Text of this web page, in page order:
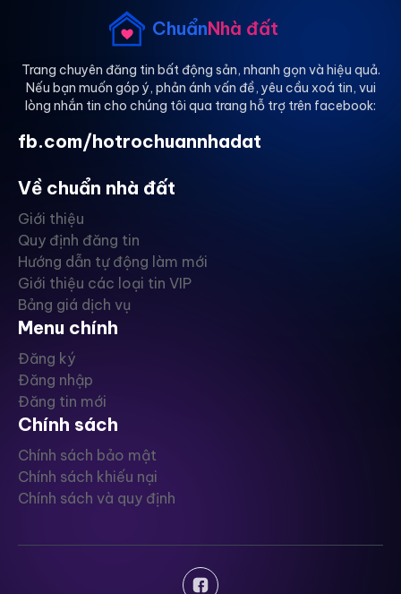
ChuẩnNhà đất
Trang chuyên đăng tin bất động sản, nhanh gọn và hiệu quả.
Nếu bạn muốn góp ý, phản ánh vấn đề, yêu cầu xoá tin, vui
lòng nhắn tin cho chúng tôi qua trang hỗ trợ trên facebook:
fb.com/hotrochuannhadat
Về chuẩn nhà đất
Giới thiệu
Quy định đăng tin
Hướng dẫn tự động làm mới
Giới thiệu các loại tin VIP
Bảng giá dịch vụ
Menu chính
Đăng ký
Đăng nhập
Đăng tin mới
Chính sách
Chính sách bảo mật
Chính sách khiếu nại
Chính sách và quy định